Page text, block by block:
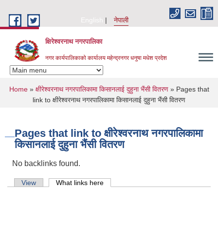
English
नेपाली
क्षिरेश्वरनाथ नगरपालिका
नगर कार्यपालिकाको कार्यालय महेन्द्रनगर धनुषा मधेश प्रदेश
You are here
Home» क्षीरेश्वरनाथ नगरपालिकामा किसानलाई दुहुना भैंसी वितरण» Pages that
link to क्षीरेश्वरनाथ नगरपालिकामा किसानलाई दुहुना भैंसी वितरण
Pages that link to क्षीरेश्वरनाथ नगरपालिकामा
किसानलाई दुहुना भैंसी वितरण
No backlinks found.
Primary tabs
View What links here